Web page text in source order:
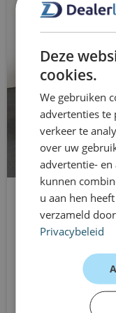
Ihre monatlichen
sorgenfrei fahren
temporäre Projekte,
denen Mobilität
„Es ist schön,
einer Reise
Projektleiter –
„Geräumige
Selbstständig –
„Schnell
Treiberpaket
elektrische
Extra getönte
Eisiges Weiß
Lederlenkrad
Ford Transit
L2H1
/mnd
Deze
cookies.
We gebruiken
advertenties te
verkeer te
over uw
advertentie- en
kunnen
u aan hen
verzameld
Privacybeleid